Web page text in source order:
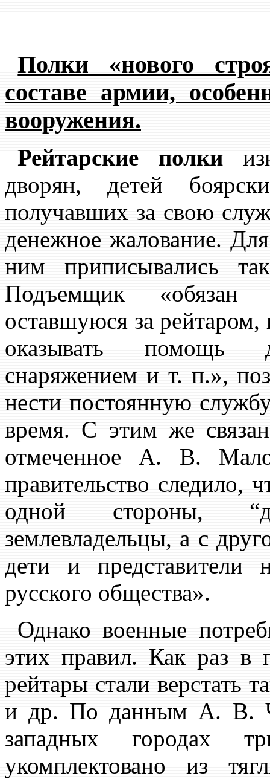
Полки «нового
составе армии,
вооружения.
Рейтарские полки
дворян, детей
получавших за свою
денежное жалование.
ним приписывались
Подъемщик «обязан
оставшуюся за рейтаром,
оказывать помощь
снаряжением и т. п.»,
нести постоянную
время. С этим же
отмеченное А. В.
правительство следило,
одной стороны,
землевладельцы, а с
дети и представители
русского общества».
Однако военные
этих правил. Как раз в
рейтары стали верстать
и др. По данным А. В.
западных городах
укомплектовано из